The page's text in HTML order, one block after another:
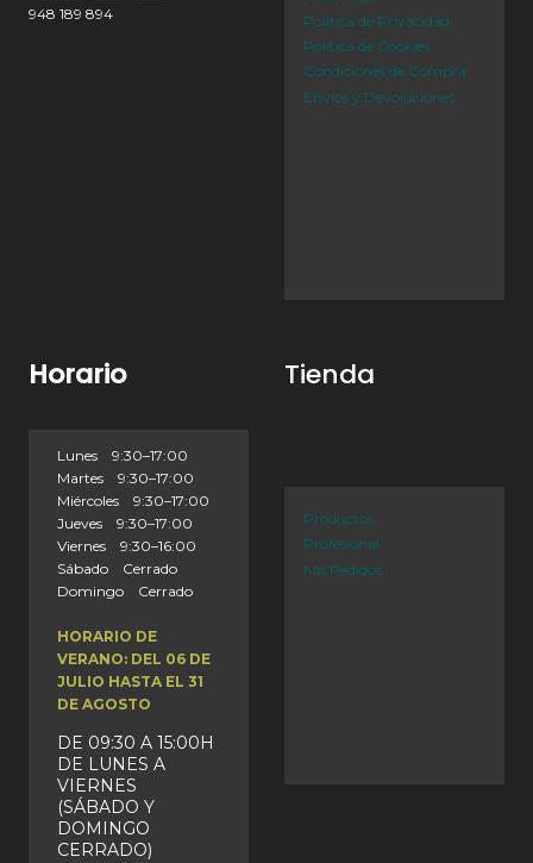
948 189 894
Política de Privacidad
Política de Cookies
Condiciones de Compra
Envíos y Devoluciones
Horario
Lunes 9:30–17:00
Martes 9:30–17:00
Miércoles 9:30–17:00
Jueves 9:30–17:00
Viernes 9:30–16:00
Sábado Cerrado
Domingo Cerrado
HORARIO DE
VERANO: DEL 06 DE
JULIO HASTA EL 31
DE AGOSTO
DE 09:30 A 15:00H
DE LUNES A
VIERNES
(SÁBADO Y
DOMINGO
CERRADO)
Tienda
Productos
Profesional
Mis Pedidos